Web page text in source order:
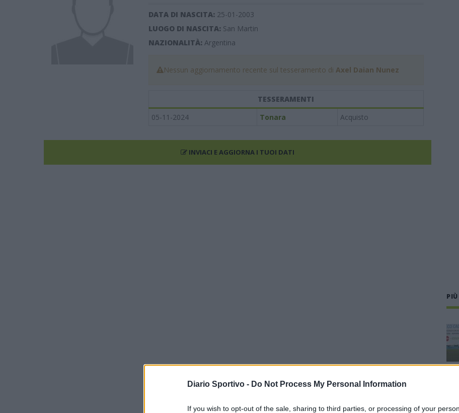
Diario Sportivo - Do Not Process My Personal Information
If you wish to opt-out of the sale, sharing to third parties, or processing of your
DATA DI NASCITA: 25-01-2003
LUOGO DI NASCITA: San Martin
NAZIONALITÀ: Argentina
Nessun aggiornamento recente sul tesseramento di Axel Daian Nunez
TESSERAMENTI
05-11-2024
Tonara Acquisto
INVIACI E AGGIORNA I TUOI DATI